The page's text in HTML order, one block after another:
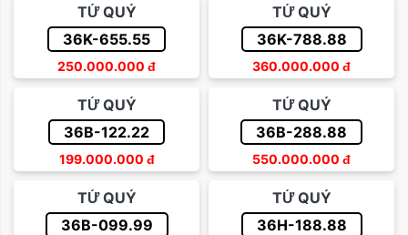
TỨ QUÝ
36K-655.55
250.000.000 đ
TỨ QUÝ
36K-788.88
360.000.000 đ
TỨ QUÝ
36B-122.22
199.000.000 đ
TỨ QUÝ
36B-288.88
550.000.000 đ
TỨ QUÝ
36B-099.99
TỨ QUÝ
36H-188.88